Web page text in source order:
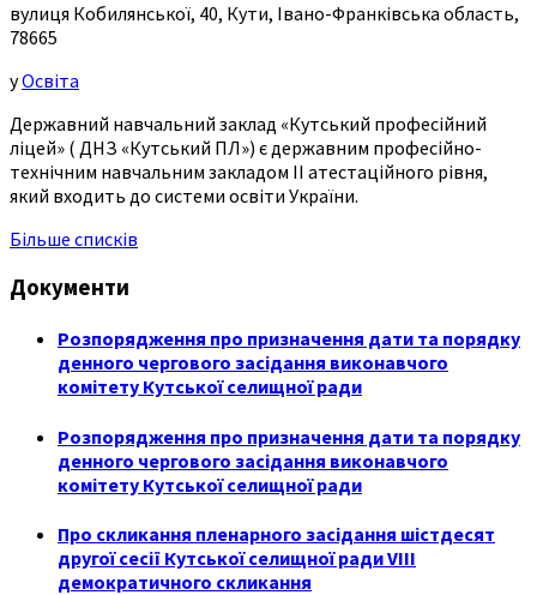
вулиця Кобилянської, 40, Кути, Івано-Франківська область,
78665
уОсвіта
Державний навчальний заклад «Кутський професійний
ліцей» ( ДНЗ «Кутський ПЛ») є державним професійно-
технічним навчальним закладом ІІ атестаційного рівня,
який входить до системи освіти України.
Більше списків
Документи
Розпорядження про призначення дати та порядку
денного чергового засідання виконавчого
комітету Кутської селищної ради
Розпорядження про призначення дати та порядку
денного чергового засідання виконавчого
комітету Кутської селищної ради
Про скликання пленарного засідання шістдесят
другої сесії Кутської селищної ради VIII
демократичного скликання